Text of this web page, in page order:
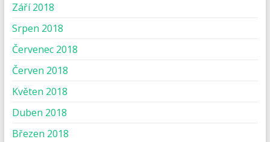
Září 2018
Srpen 2018
Červenec 2018
Červen 2018
Květen 2018
Duben 2018
Březen 2018